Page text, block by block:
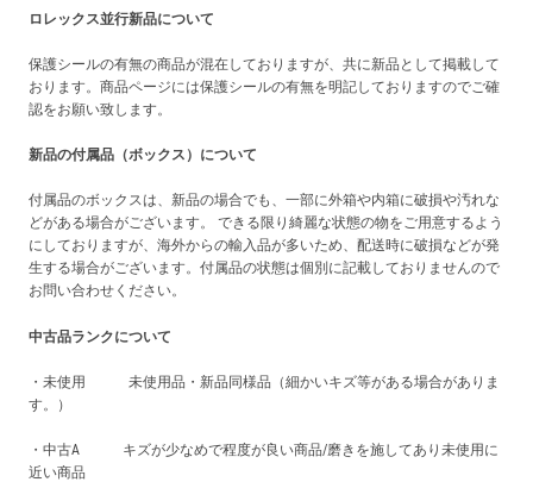
ロレックス並行新品について
保護シールの有無の商品が混在しておりますが、共に新品として掲載して
おります。商品ページには保護シールの有無を明記しておりますのでご確
認をお願い致します。
新品の付属品（ボックス）について
付属品のボックスは、新品の場合でも、一部に外箱や内箱に破損や汚れな
どがある場合がございます。 できる限り綺麗な状態の物をご用意するよう
にしておりますが、海外からの輸入品が多いため、配送時に破損などが発
生する場合がございます。付属品の状態は個別に記載しておりませんので
お問い合わせください。
中古品ランクについて
・未使用 未使用品・新品同様品（細かいキズ等がある場合がありま
す。）
・中古A キズが少なめで程度が良い商品/磨きを施してあり未使用に
近い商品